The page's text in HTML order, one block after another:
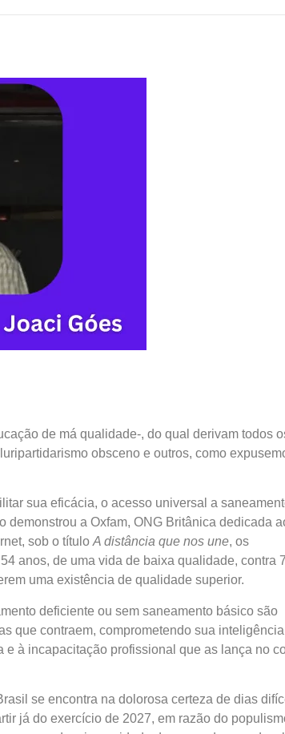
de má qualidade-, do qual derivam todos
obsceno e outros, como
sua eficácia, o acesso universal a
a Oxfam, ONG Britânica dedicada
sob o título A distância que nos une, os
anos, de uma vida de baixa qualidade, contra
uma existência de qualidade superior.
deficiente ou sem saneamento básico são
que contraem, comprometendo sua inteligência
e à incapacitação profissional que as lança no
se encontra na dolorosa certeza de dias
já do exercício de 2027, em razão do